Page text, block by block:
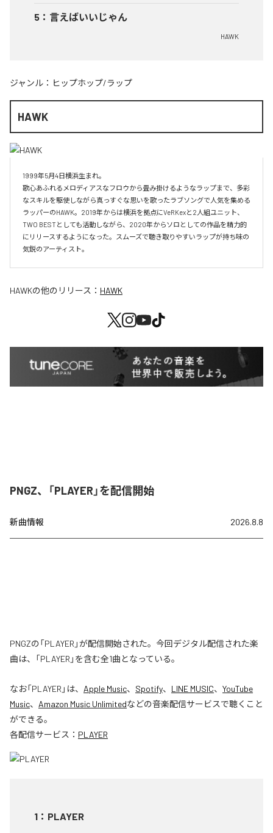
5 ： 言えばいいじゃん
HAWK
ジャンル： ヒップホップ/ラップ
HAWK
1999年5月4日横浜生まれ。
歌心あふれるメロディアスなフロウから畳み掛けるようなラップまで、多彩
なスキルを駆使しながら真っすぐな思いを歌ったラブソングで人気を集める
ラッパーのHAWK。2019年からは横浜を拠点にVeRKexと2人組ユニット、
TWO BESTとしても活動しながら、2020年からソロとしての作品を精力的
にリリースするようになった。スムーズで聴き取りやすいラップが持ち味の
気鋭のアーティスト。
HAWKの他のリリース： HAWK
PNGZ、「PLAYER」を配信開始
新曲情報 2026.8.8
PNGZの「PLAYER」が配信開始された。今回デジタル配信された楽
曲は、「PLAYER」を含む全1曲となっている。
なお「PLAYER 」は、 Apple Music、 Spotify、 LINE MUSIC、 YouTube
Music、 Amazon Music Unlimitedなどの音楽配信サービスで聴くこと
ができる。
各配信サービス： PLAYER
1 ： PLAYER